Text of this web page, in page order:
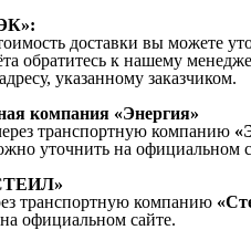
доставки вы можете
обратитесь к нашему
указанному заказчиком.
компания «Энергия»
транспортную компанию
уточнить на официальном
транспортную компанию
официальном сайте.